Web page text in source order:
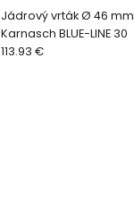
Jádrový vrták Ø 46 mm
Karnasch BLUE-LINE 30
113.93 €